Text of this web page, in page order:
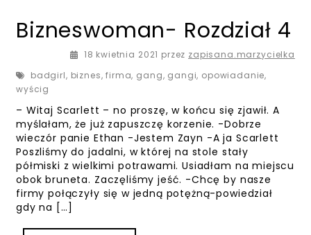
Bizneswoman- Rozdział 4
18 kwietnia 2021 18 kwietnia 2021
przez zapisana.marzycielka
badgirl, biznes,firma, gang, gangi, opowiadanie,
wyścig
– Witaj Scarlett – no proszę, w końcu się zjawił. A
myślałam, że już zapuszczę korzenie. -Dobrze
wieczór panie Ethan -Jestem Zayn -A ja Scarlett
Poszliśmy do jadalni, w której na stole stały
półmiski z wielkimi potrawami. Usiadłam na miejscu
obok bruneta. Zaczęliśmy jeść. -Chcę by nasze
firmy połączyły się w jedną potężną-powiedział
gdy na […]